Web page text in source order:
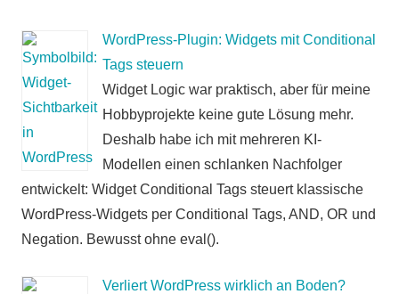
WordPress-Plugin: Widgets mit Conditional
Tags steuern
Widget Logic war praktisch, aber für meine
Hobbyprojekte keine gute Lösung mehr.
Deshalb habe ich mit mehreren KI-
Modellen einen schlanken Nachfolger
entwickelt: Widget Conditional Tags steuert klassische
WordPress-Widgets per Conditional Tags, AND, OR und
Negation. Bewusst ohne eval().
Verliert WordPress wirklich an Boden?